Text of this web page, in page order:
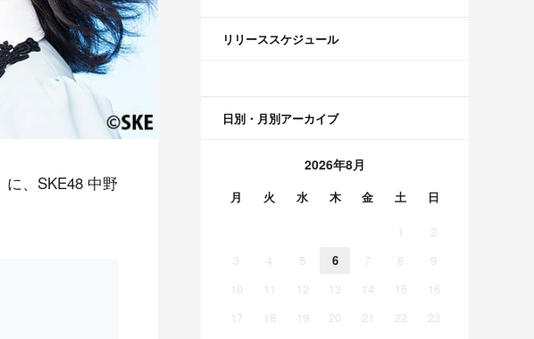
に、SKE48 中野
リリーススケジュール
日別・月別アーカイブ
2026年8月
月 火 水 木 金 土 日
1
2
3
4 5 6 7 8
9
10
11 12 13 14 15
16
17
18 19 20 21 22
23